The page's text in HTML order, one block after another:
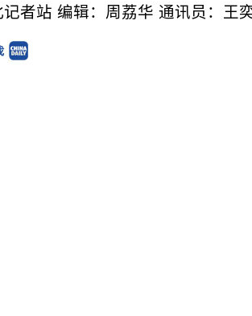
记者站 编辑：周荔华 通讯员：王